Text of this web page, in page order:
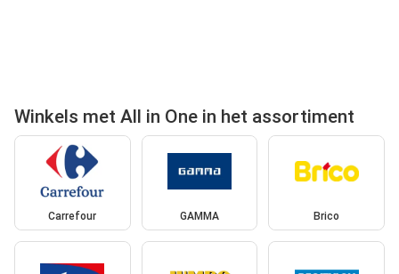
Winkels met All in One in het assortiment
Carrefour GAMMA Brico